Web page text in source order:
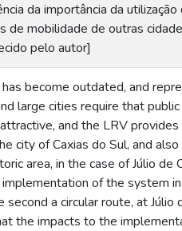
da importância da
mobilidade de outras
pelo autor]
become outdated, and
large cities require that
and the LRV
city of Caxias do Sul, and
area, in the case of Júlio de
of the system
a circular route, at Júlio
the impacts to the